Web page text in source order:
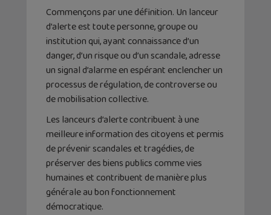
Commençons par une définition. Un lanceur
d’alerte est toute personne, groupe ou
institution qui, ayant connaissance d’un
danger, d’un risque ou d’un scandale, adresse
un signal d’alarme en espérant enclencher un
processus de régulation, de controverse ou
de mobilisation collective.
Les lanceurs d’alerte contribuent à une
meilleure information des citoyens et permis
de prévenir scandales et tragédies, de
préserver des biens publics comme vies
humaines et contribuent de manière plus
générale au bon fonctionnement
démocratique.